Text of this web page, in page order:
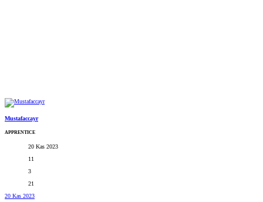
Mustafaccayr
APPRENTICE
20 Kas 2023
11
3
21
20 Kas 2023